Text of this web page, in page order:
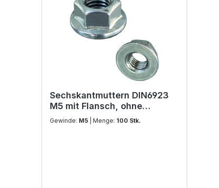
Sechskantmuttern DIN6923
M5 mit Flansch, ohne
Sperrverzahnung Edelstahl
Gewinde: M5 | Menge: 100 Stk.